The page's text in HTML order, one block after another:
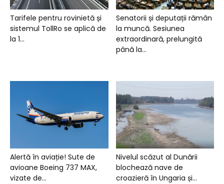
Tarifele pentru rovinietă și
sistemul TollRo se aplică de
la 1...
Senatorii și deputații rămân
la muncă. Sesiunea
extraordinară, prelungită
până la...
Alertă în aviație! Sute de
avioane Boeing 737 MAX,
vizate de...
Nivelul scăzut al Dunării
blochează nave de
croazieră în Ungaria și...